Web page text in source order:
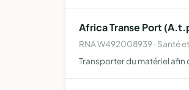
Africa Transe Port
RNA W492008939 · Santé
Transporter du matériel